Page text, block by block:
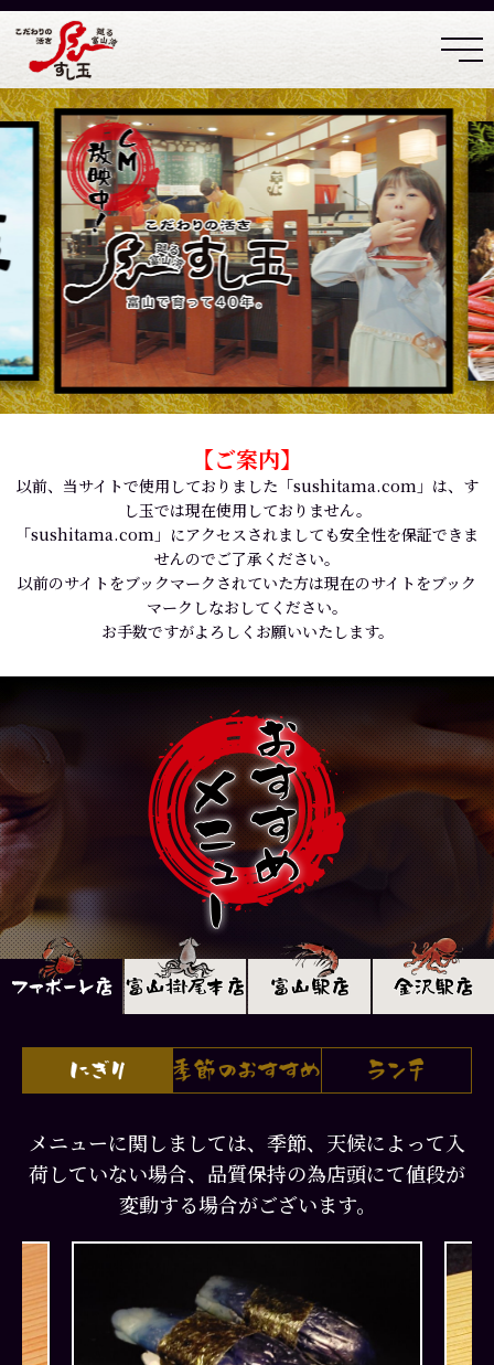
【ご案内】
以前、当サイトで使用しておりました「sushitama.com」は、す
し玉では現在使用しておりません。
「sushitama.com」にアクセスされましても安全性を保証できま
せんのでご了承ください。
以前のサイトをブックマークされていた方は現在のサイトをブック
マークしなおしてください。
お手数ですがよろしくお願いいたします。
メニューに関しましては、季節、天候によって入
荷していない場合、品質保持の為店頭にて値段が
変動する場合がございます。